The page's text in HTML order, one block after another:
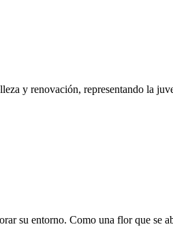
y renovación, representando la
su entorno. Como una flor que se